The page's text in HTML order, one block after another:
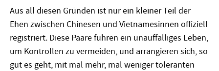
Aus all diesen Gründen ist nur ein kleiner Teil der
Ehen zwischen Chinesen und Vietnamesinnen offiziell
registriert. Diese Paare führen ein unauffälliges Leben,
um Kontrollen zu vermeiden, und arrangieren sich, so
gut es geht, mit mal mehr, mal weniger toleranten